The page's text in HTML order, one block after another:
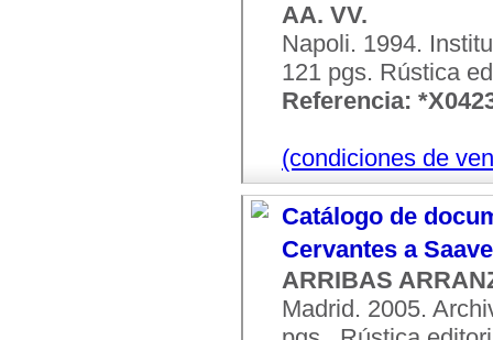
AA. VV.
Napoli. 1994.
121 pgs. Rústica
Referencia:
(condiciones de
Catálogo de
Cervantes a
ARRIBAS
Madrid. 2005.